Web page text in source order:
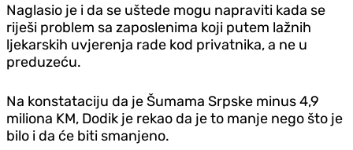
Naglasio je i da se uštede mogu napraviti kada se
riješi problem sa zaposlenima koji putem lažnih
ljekarskih uvjerenja rade kod privatnika, a ne u
preduzeću.
Na konstataciju da je Šumama Srpske minus 4,9
miliona KM, Dodik je rekao da je to manje nego što je
bilo i da će biti smanjeno.